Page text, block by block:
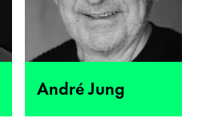
André Jung